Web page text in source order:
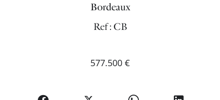
Bordeaux
Ref : CB
577.500 €